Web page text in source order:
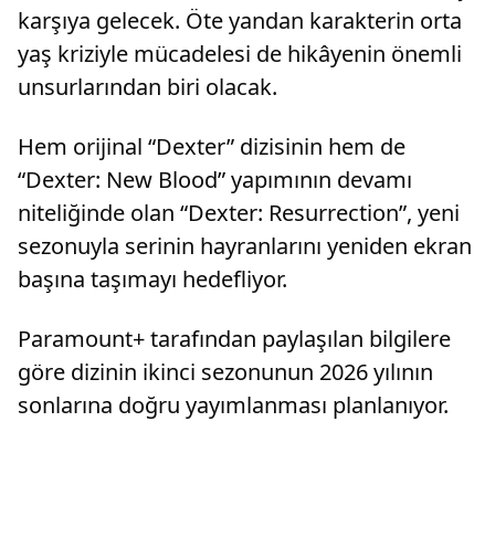
karşıya gelecek. Öte yandan karakterin orta
yaş kriziyle mücadelesi de hikâyenin önemli
unsurlarından biri olacak.
Hem orijinal “Dexter” dizisinin hem de
“Dexter: New Blood” yapımının devamı
niteliğinde olan “Dexter: Resurrection”, yeni
sezonuyla serinin hayranlarını yeniden ekran
başına taşımayı hedefliyor.
Paramount+ tarafından paylaşılan bilgilere
göre dizinin ikinci sezonunun 2026 yılının
sonlarına doğru yayımlanması planlanıyor.